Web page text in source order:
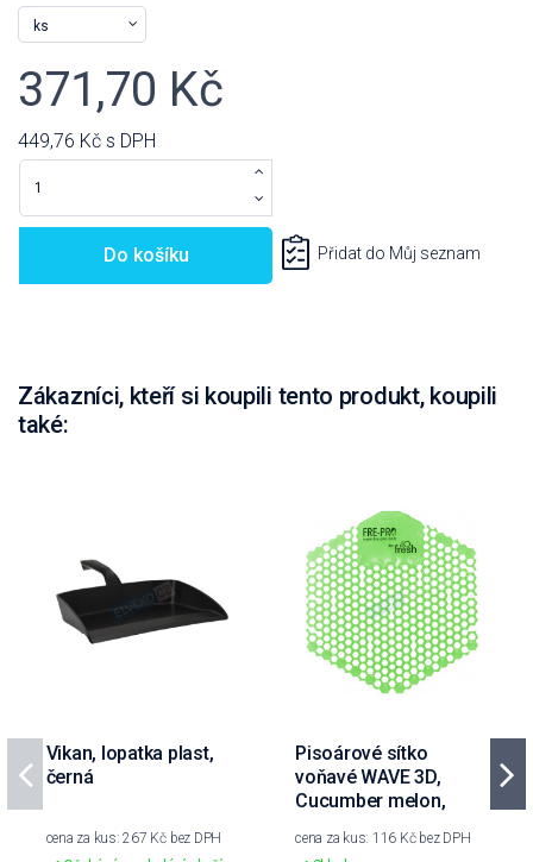
371,70 Kč
449,76 Kč s DPH
Do košíku Přidat do Můj seznam
Zákazníci, kteří si koupili tento produkt, koupili
také:
Vikan, lopatka plast,
černá
cena za kus: 267 Kč bez DPH
Pisoárové sítko
voňavé WAVE 3D,
Cucumber melon,
cena za kus: 116 Kč bez DPH